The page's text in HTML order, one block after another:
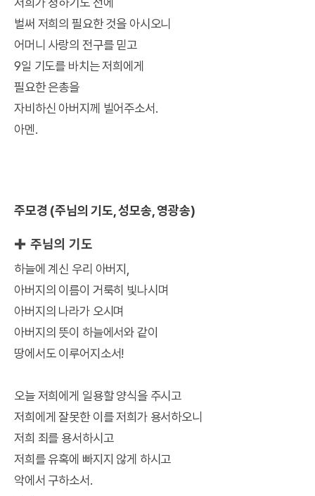
벌써 저희의 필요한 것을 아시오니
어머니 사랑의 전구를 믿고
9일 기도를 바치는 저희에게
필요한 은총을
자비하신 아버지께 빌어주소서.
아멘.
주모경 (주님의 기도, 성모송, 영광송)
✚ 주님의 기도
하늘에 계신 우리 아버지,
아버지의 이름이 거룩히 빛나시며
아버지의 나라가 오시며
아버지의 뜻이 하늘에서와 같이
땅에서도 이루어지소서!
오늘 저희에게 일용할 양식을 주시고
저희에게 잘못한 이를 저희가 용서하오니
저희 죄를 용서하시고
저희를 유혹에 빠지지 않게 하시고
악에서 구하소서.